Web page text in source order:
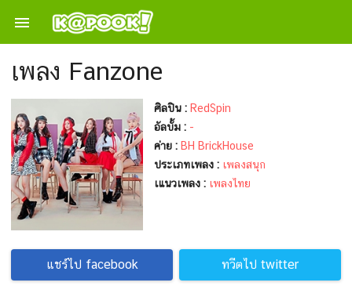

เพลง Fanzone
ศิลปิน : RedSpin
อัลบั้ม : -
ค่าย : BH BrickHouse
ประเภทเพลง : เพลงสนุก
เแนวเพลง : เพลงไทย
แชร์ไป facebook ทวีตไป twitter